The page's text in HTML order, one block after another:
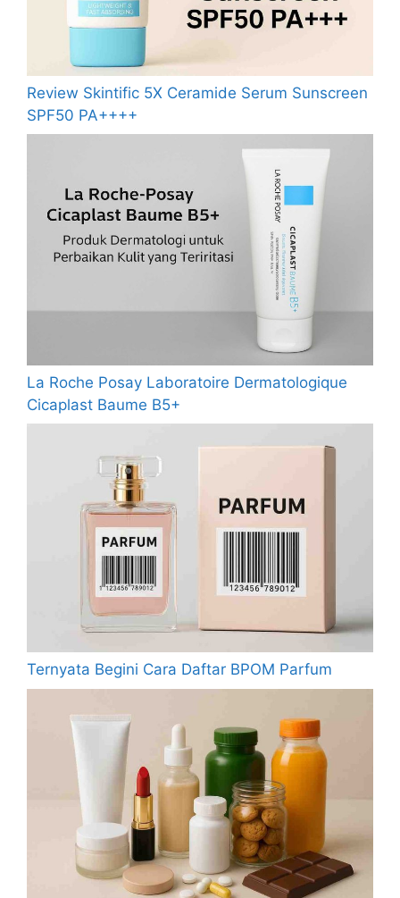
Review Skintific 5X Ceramide Serum Sunscreen
SPF50 PA++++
La Roche Posay Laboratoire Dermatologique
Cicaplast Baume B5+
Ternyata Begini Cara Daftar BPOM Parfum